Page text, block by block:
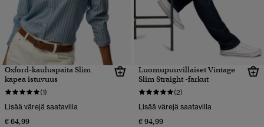
Oxford-kauluspaita Slim
kapea istuvuus
(1)
Lisää värejä saatavilla
€ 64,99
Luomupuuvillaiset Vintage
Slim Straight -farkut
(2)
Lisää värejä saatavilla
€ 94,99